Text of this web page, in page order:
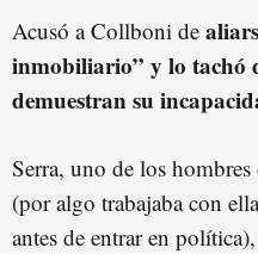
Acusó a Collboni de
inmobiliario” y lo tachó
demuestran su
Serra, uno de los
(por algo trabajaba con
antes de entrar en